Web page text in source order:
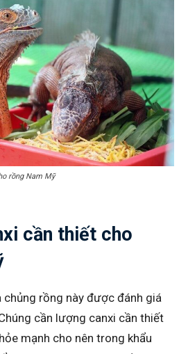
rồng Nam Mỹ
cần thiết cho
rồng này được đánh giá
cần lượng canxi cần thiết
mạnh cho nên trong khẩu